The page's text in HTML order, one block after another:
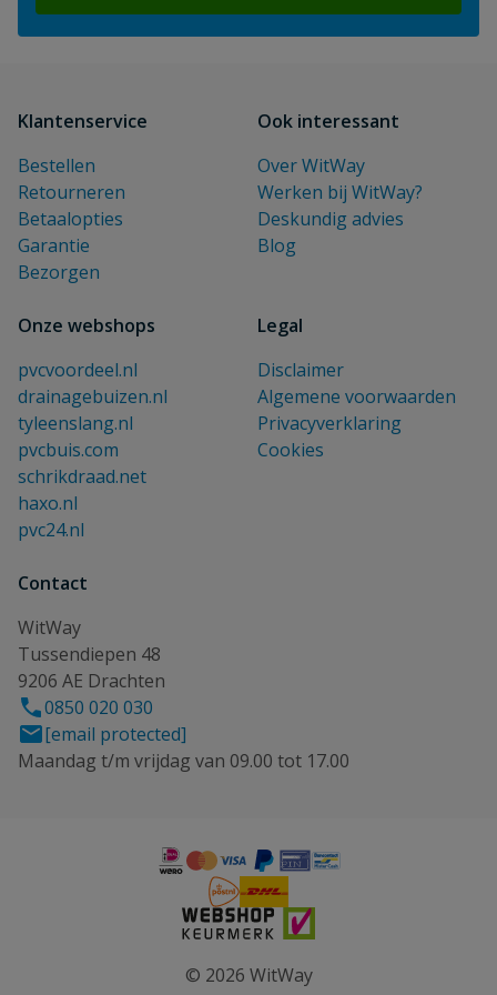
Klantenservice
Bestellen
Retourneren
Betaalopties
Garantie
Bezorgen
Ook interessant
Over WitWay
Werken bij WitWay?
Deskundig advies
Blog
Onze webshops
pvcvoordeel.nl
drainagebuizen.nl
tyleenslang.nl
pvcbuis.com
schrikdraad.net
haxo.nl
pvc24.nl
Legal
Disclaimer
Algemene voorwaarden
Privacyverklaring
Cookies
Contact
WitWay
Tussendiepen 48
9206 AE Drachten
0850 020 030
[email protected]
Maandag t/m vrijdag van 09.00 tot 17.00
© 2026 WitWay